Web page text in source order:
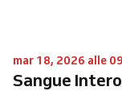
mar 18, 2026 alle
Sangue Intero